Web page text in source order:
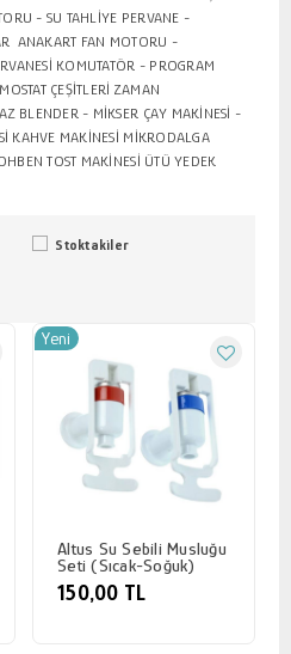
- SU TAHLİYE PERVANE -
ANAKART FAN MOTORU -
KOMUTATÖR - PROGRAM
ÇEŞİTLERİ ZAMAN
BLENDER - MİKSER ÇAY MAKİNESİ -
KAHVE MAKİNESİ MİKRODALGA
TOST MAKİNESİ ÜTÜ YEDEK
Stoktakiler
Altus Su Sebili Musluğu
Seti (Sıcak-Soğuk)
150,00 TL
Yeni